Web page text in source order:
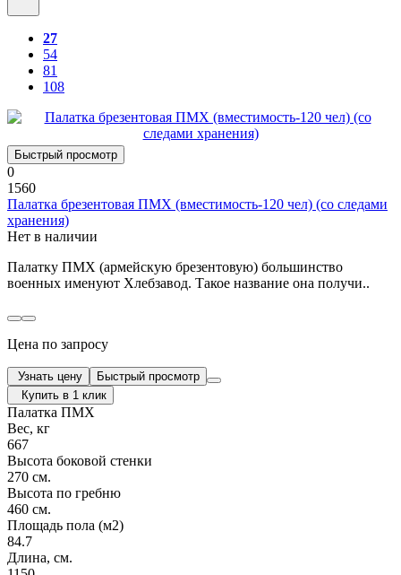
27
54
81
108
Быстрый просмотр
0
1560
Палатка брезентовая ПМХ (вместимость-120 чел) (со следами
хранения)
Нет в наличии
Палатку ПМХ (армейскую брезентовую) большинство
военных именуют Хлебзавод. Такое название она получи..
Цена по запросу
Узнать цену
Быстрый просмотр
Купить в 1 клик
Палатка ПМХ
Вес, кг
667
Высота боковой стенки
270 см.
Высота по гребню
460 см.
Площадь пола (м2)
84.7
Длина, см.